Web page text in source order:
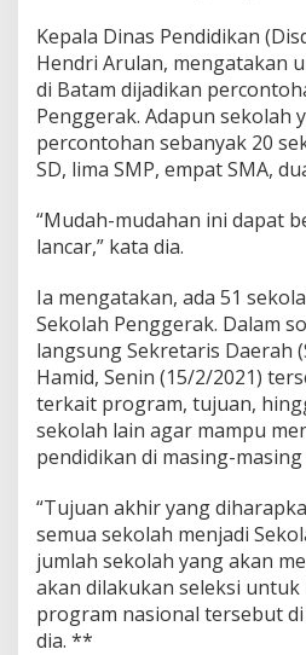
Kepala Dinas Pendidikan
Hendri Arulan, mengatakan
di Batam dijadikan
Penggerak. Adapun sekolah
percontohan sebanyak 20
SD, lima SMP, empat SMA,
“Mudah-mudahan ini dapat
lancar,” kata dia.
Ia mengatakan, ada 51
Sekolah Penggerak. Dalam
langsung Sekretaris Daerah
Hamid, Senin (15/2/2021)
terkait program, tujuan,
sekolah lain agar mampu
pendidikan di masing-
“Tujuan akhir yang
semua sekolah menjadi
jumlah sekolah yang akan
akan dilakukan seleksi
program nasional tersebut di
dia. **